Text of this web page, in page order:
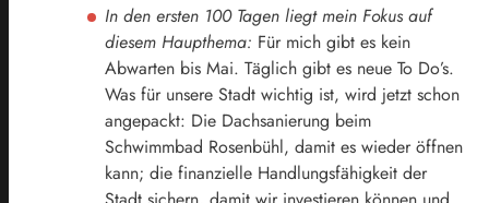
In den ersten 100 Tagen liegt mein Fokus auf
diesem Haupthema: Für mich gibt es kein
Abwarten bis Mai. Täglich gibt es neue To Do’s.
Was für unsere Stadt wichtig ist, wird jetzt schon
angepackt: Die Dachsanierung beim
Schwimmbad Rosenbühl, damit es wieder öffnen
kann; die finanzielle Handlungsfähigkeit der